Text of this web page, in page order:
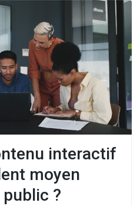
interactif
moyen
public ?